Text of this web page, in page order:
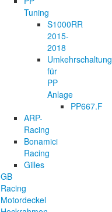
Tuning
S1000RR
2015-
2018
Umkehrschaltung
für
PP
Anlage
PP667.F
ARP-
Racing
Bonamici
Racing
Gilles
GB
Racing
Motordeckel